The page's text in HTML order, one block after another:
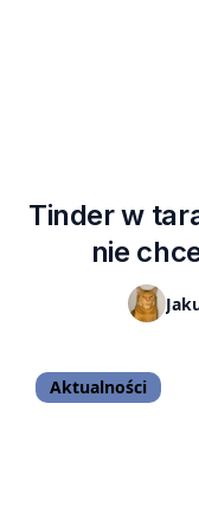
Tinder w
nie
Aktualności